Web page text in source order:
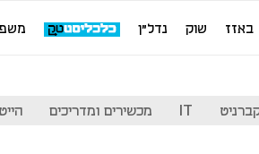
באזז שוק נדל"ן
IT מכשירים ומדריכים